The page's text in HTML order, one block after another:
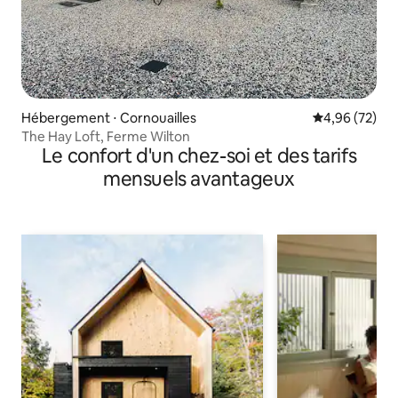
Hébergement ⋅ Cornouailles Évaluation
4,96 (72)
The Hay Loft, Ferme Wilton
Le confort d'un chez-soi et des tarifs
mensuels avantageux